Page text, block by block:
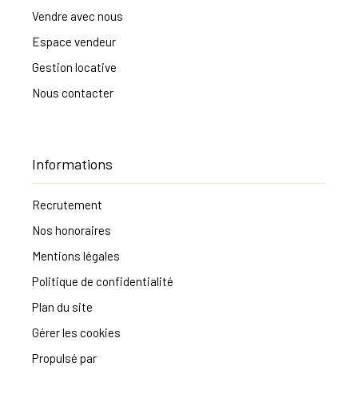
Vendre avec nous
Espace vendeur
Gestion locative
Nous contacter
Informations
Recrutement
Nos honoraires
Mentions légales
Politique de confidentialité
Plan du site
Gérer les cookies
Propulsé par